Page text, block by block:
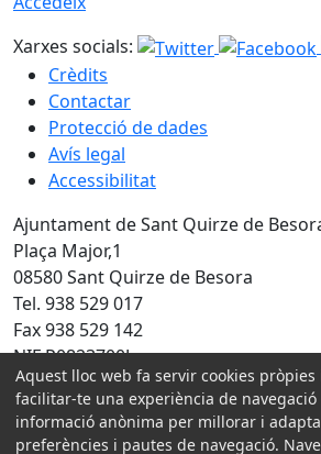
Xarxes socials:
Crèdits
Contactar
Protecció de dades
Avís legal
Accessibilitat
Ajuntament de Sant Quirze de
Plaça Major,1
08580 Sant Quirze de Besora
Tel. 938 529 017
Fax 938 529 142
NIF P0823700J
Amb la col·laboració de:
Aquest lloc web fa servir cookies
facilitar-te una experiència de
informació anònima per millorar i
preferències i pautes de navegació.